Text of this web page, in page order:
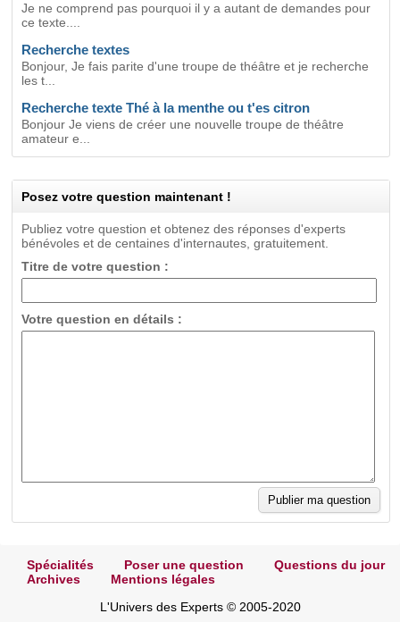
Je ne comprend pas pourquoi il y a autant de demandes pour
ce texte....
Recherche textes
Bonjour, Je fais parite d'une troupe de théâtre et je recherche
les t...
Recherche texte Thé à la menthe ou t'es citron
Bonjour Je viens de créer une nouvelle troupe de théâtre
amateur e...
Posez votre question maintenant !
Publiez votre question et obtenez des réponses d'experts
bénévoles et de centaines d'internautes, gratuitement.
Titre de votre question :
Votre question en détails :
Spécialités Poser une question
Questions du jour
Archives
Mentions légales
L'Univers des Experts © 2005-2020